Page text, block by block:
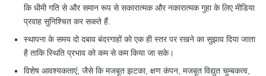
कि धीमी गति से और समान रूप से सकारात्मक और नकारात्मक गुहा के लिए मीडिया
प्रवाह सुनिश्चित कर सकते हैं.
स्थापना के समय दो दबाव बंदरगाहों को एक ही स्तर पर रखने का सुझाव दिया जाता
है ताकि स्थिति प्रभाव को कम से कम किया जा सके।
विशेष आवश्यकताएं, जैसे कि मजबूत झटका, क्षण कंपन, मजबूत विद्युत चुम्बकत्व,